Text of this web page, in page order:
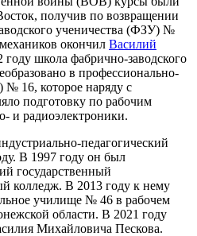
получив по возвращении
ученичества (ФЗУ) №
окончил Василий
году школа фабрично-заводского
в профессионально-
16, которое наряду с
подготовку по рабочим
и радиоэлектроники.
педагогический
В 1997 году он был
государственный
колледж. В 2013 году к нему
училище № 46 в рабочем
области. В 2021 году
Михайловича Пескова.